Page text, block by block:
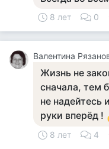
8 лет 0
Валентина
Жизнь не
сначала, тем
не надейтесь
руки вперёд !
8 лет 4